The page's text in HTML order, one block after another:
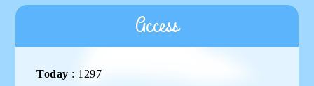
Access
Today : 1297